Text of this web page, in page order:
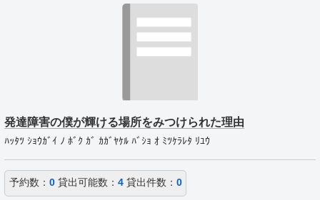
発達障害の僕が輝ける場所をみつけられた理由
ﾊｯﾀﾂ ｼｮｳｶﾞｲ ﾉ ﾎﾞｸ ｶﾞ ｶｶﾞﾔｹﾙ ﾊﾞｼｮ ｵ ﾐﾂｹﾗﾚﾀ ﾘﾕｳ
予約数： 0貸出可能数： 4貸出件数： 0